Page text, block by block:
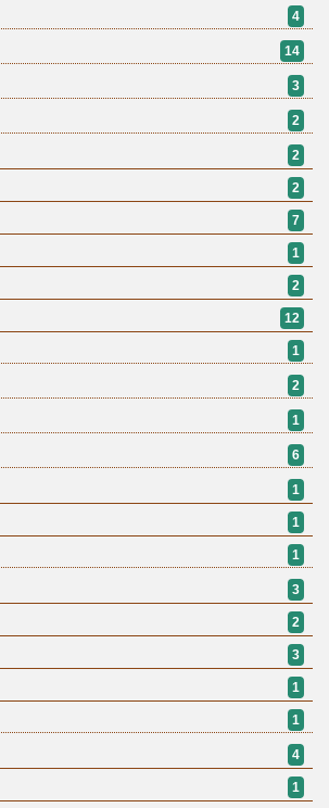
4
14
3
2
2
2
7
1
2
12
1
2
1
6
1
1
1
3
2
3
1
1
4
1